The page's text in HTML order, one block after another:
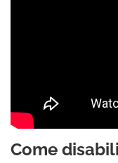
Come